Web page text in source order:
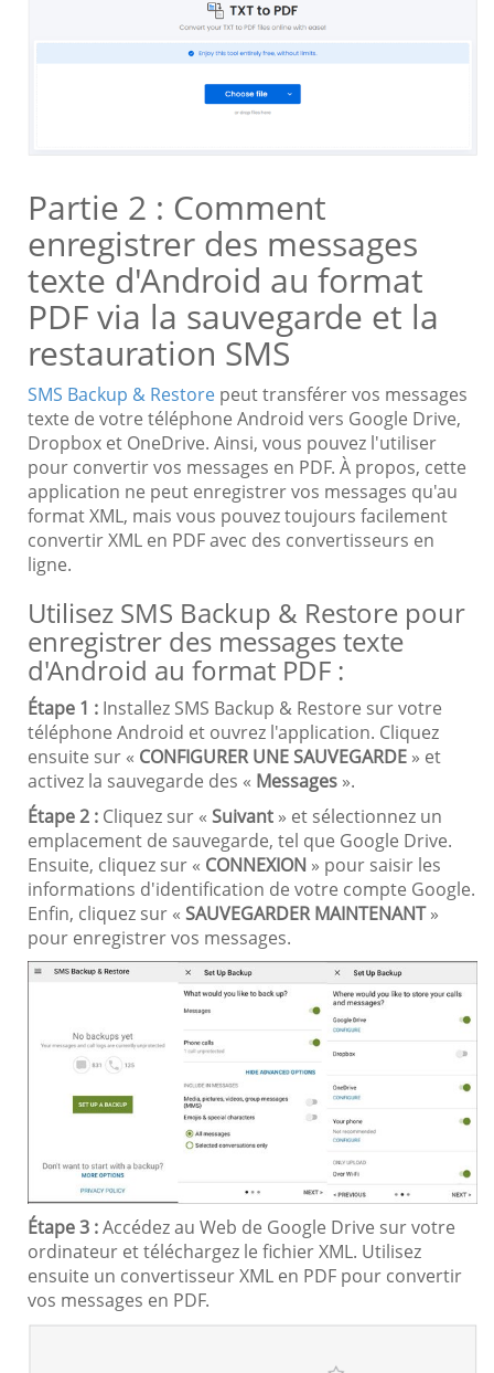
Partie 2 : Comment
enregistrer des messages
texte d'Android au format
PDF via la sauvegarde et la
restauration SMS
SMS Backup & Restore peut transférer vos messages
texte de votre téléphone Android vers Google Drive,
Dropbox et OneDrive. Ainsi, vous pouvez l'utiliser
pour convertir vos messages en PDF. À propos, cette
application ne peut enregistrer vos messages qu'au
format XML, mais vous pouvez toujours facilement
convertir XML en PDF avec des convertisseurs en
ligne.
Utilisez SMS Backup & Restore pour
enregistrer des messages texte
d'Android au format PDF :
Étape 1 : Installez SMS Backup & Restore sur votre
téléphone Android et ouvrez l'application. Cliquez
ensuite sur « CONFIGURER UNE SAUVEGARDE » et
activez la sauvegarde des « Messages ».
Étape 2 : Cliquez sur « Suivant » et sélectionnez un
emplacement de sauvegarde, tel que Google Drive.
Ensuite, cliquez sur « CONNEXION » pour saisir les
informations d'identification de votre compte Google.
Enfin, cliquez sur « SAUVEGARDER MAINTENANT»
pour enregistrer vos messages.
Étape 3 :Accédez au Web de Google Drive sur votre
ordinateur et téléchargez le fichier XML. Utilisez
ensuite un convertisseur XML en PDF pour convertir
vos messages en PDF.